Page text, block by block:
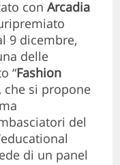
conArcadia
9 dicembre,
delle
“Fashion
che si propone
del
di un panel